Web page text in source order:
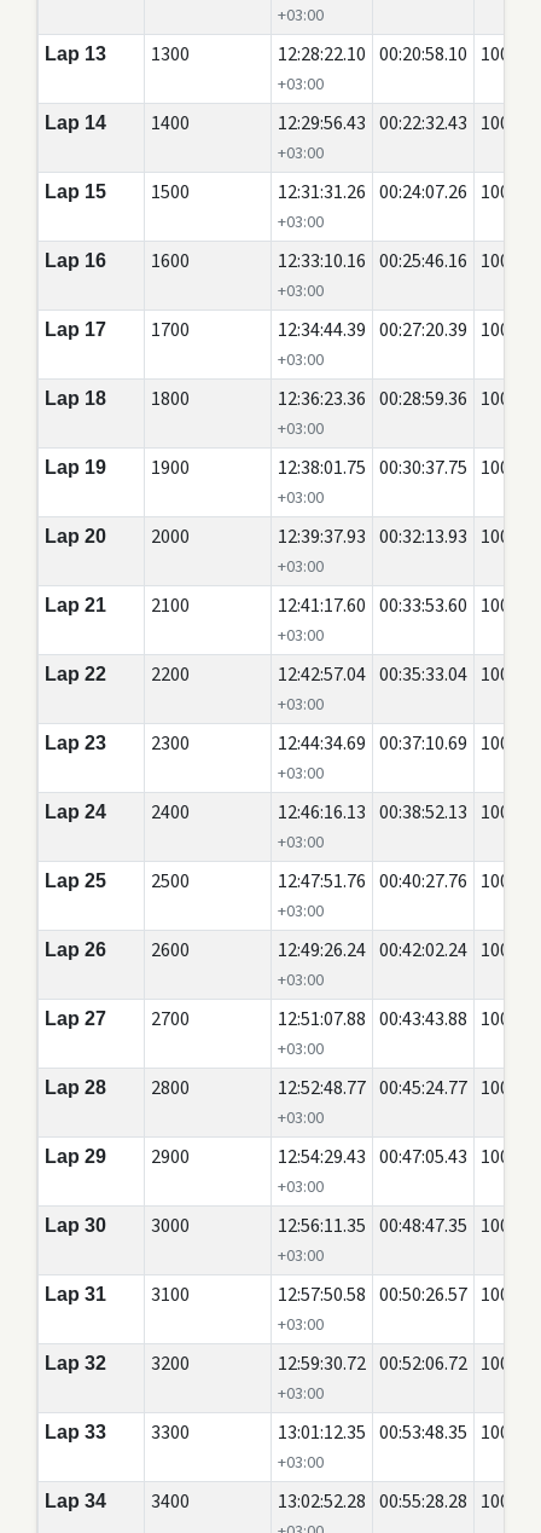
+03:00
Lap 13 1300 12:28:22.10
+03:00
00:20:58.10 100
Lap 14 1400 12:29:56.43
+03:00
00:22:32.43 100
Lap 15 1500 12:31:31.26
+03:00
00:24:07.26 100
Lap 16 1600 12:33:10.16
+03:00
00:25:46.16 100
Lap 17 1700 12:34:44.39
+03:00
00:27:20.39 100
Lap 18 1800 12:36:23.36
+03:00
00:28:59.36 100
Lap 19 1900 12:38:01.75
+03:00
00:30:37.75 100
Lap 20 2000 12:39:37.93
+03:00
00:32:13.93 100
Lap 21 2100 12:41:17.60
+03:00
00:33:53.60 100
Lap 22 2200 12:42:57.04
+03:00
00:35:33.04 100
Lap 23 2300 12:44:34.69
+03:00
00:37:10.69 100
Lap 24 2400 12:46:16.13
+03:00
00:38:52.13 100
Lap 25 2500 12:47:51.76
+03:00
00:40:27.76 100
Lap 26 2600 12:49:26.24
+03:00
00:42:02.24 100
Lap 27 2700 12:51:07.88
+03:00
00:43:43.88 100
Lap 28 2800 12:52:48.77
+03:00
00:45:24.77 100
Lap 29 2900 12:54:29.43
+03:00
00:47:05.43 100
Lap 30 3000 12:56:11.35
+03:00
00:48:47.35 100
Lap 31 3100 12:57:50.58
+03:00
00:50:26.57 100
Lap 32 3200 12:59:30.72
+03:00
00:52:06.72 100
Lap 33 3300 13:01:12.35
+03:00
00:53:48.35 100
Lap 34 3400 13:02:52.28 00:55:28.28 100